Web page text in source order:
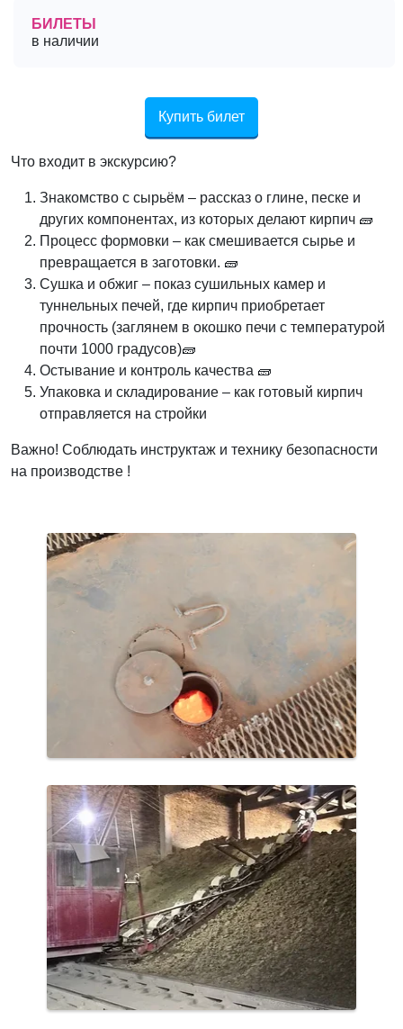
БИЛЕТЫ
в наличии
Купить билет
Что входит в экскурсию?
Знакомство с сырьём – рассказ о глине, песке и
других компонентах, из которых делают кирпич 🧱
Процесс формовки – как смешивается сырье и
превращается в заготовки. 🧱
Сушка и обжиг – показ сушильных камер и
туннельных печей, где кирпич приобретает
прочность (заглянем в окошко печи с температурой
почти 1000 градусов)🧱
Остывание и контроль качества 🧱
Упаковка и складирование – как готовый кирпич
отправляется на стройки
Важно! Соблюдать инструктаж и технику безопасности
на производстве !